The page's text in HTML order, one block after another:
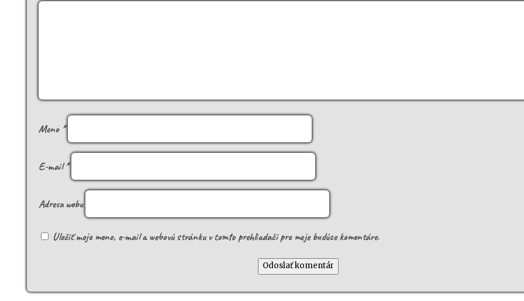
Meno *
E-mail*
Adresa webu
Uložiť moje meno, e-mail a webovú stránku v tomto prehliadači pre moje budúce komentáre.
Odoslať komentár